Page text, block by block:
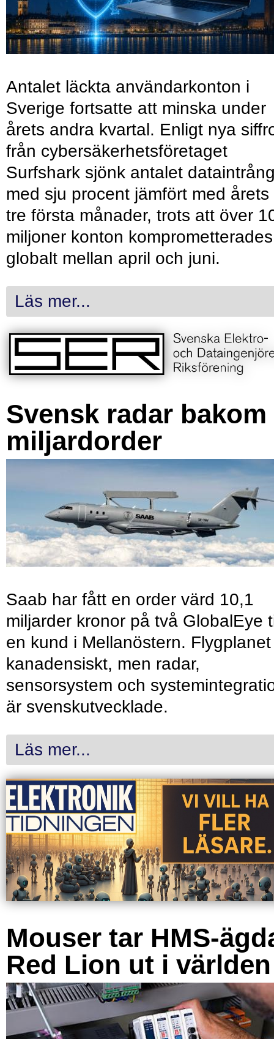
Antalet läckta användarkonton i
Sverige fortsatte att minska under
årets andra kvartal. Enligt nya
från cybersäkerhetsföretaget
Surfshark sjönk antalet
med sju procent jämfört med årets
tre första månader, trots att över
miljoner konton komprometterades
globalt mellan april och juni.
Läs mer...
Svensk radar bakom
miljardorder
Saab har fått en order värd 10,1
miljarder kronor på två GlobalEye
en kund i Mellanöstern.
kanadensiskt, men radar,
sensorsystem och
är svenskutvecklade.
Läs mer...
Mouser tar HMS-
Red Lion ut i världen